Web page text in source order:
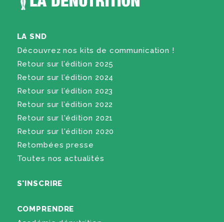
LA SND
Découvrez nos kits de communication !
Retour sur l’édition 2025
Retour sur l’édition 2024
Retour sur l’édition 2023
Retour sur l’édition 2022
Retour sur l'édition 2021
Retour sur l'édition 2020
Retombées presse
Toutes nos actualités
S'INSCRIRE
COMPRENDRE